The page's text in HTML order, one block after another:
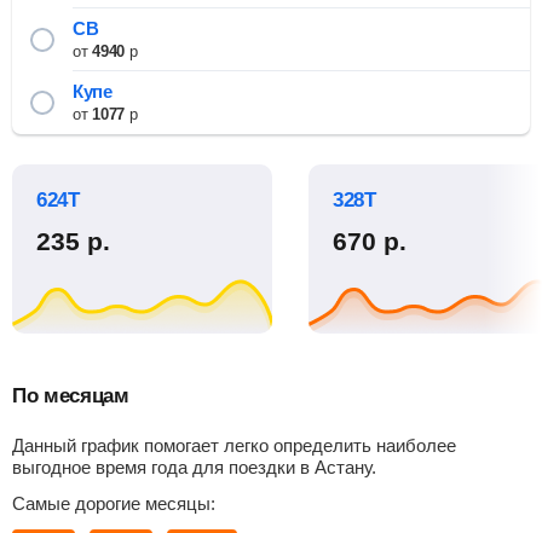
СВ
от4940р
Купе
от1077р
624Т
235 р.
328Т
670 р.
По месяцам
Данный график помогает легко определить наиболее
выгодное время года для поездки в Астану.
Самые дорогие месяцы: